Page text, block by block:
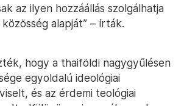
az ilyen hozzáállás szolgálhatja
alapját” – írták.
hogy a thaiföldi nagygyűlésen
egyoldalú ideológiai
és az érdemi teológiai